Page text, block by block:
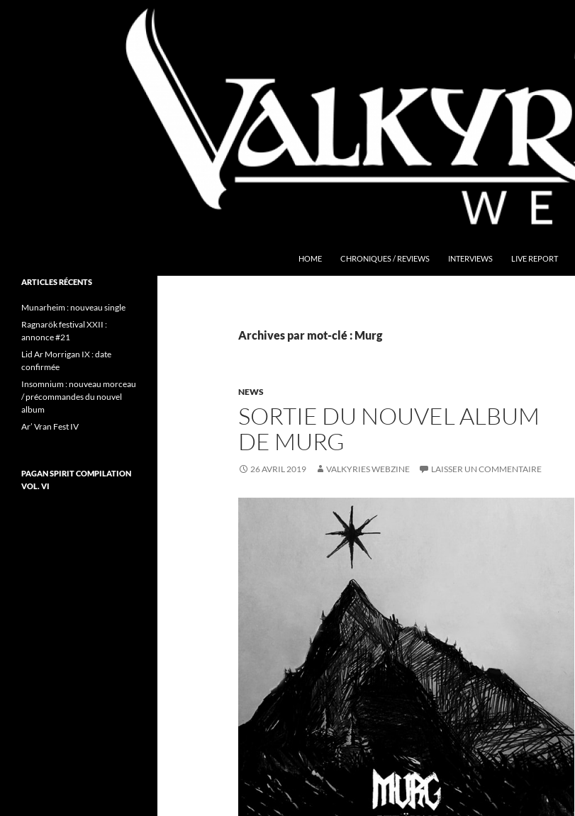
HOME CHRONIQUES / REVIEWS INTERVIEWS LIVE REPORT
Archives par mot-clé : Murg
NEWS
SORTIE DU NOUVEL ALBUM
DE MURG
26 AVRIL 2019 VALKYRIES WEBZINE LAISSER UN COMMENTAIRE
Folk Pagan Webzine
ARTICLES RÉCENTS
Munarheim : nouveau single
Ragnarök festival XXII :
annonce #21
Lid Ar Morrigan IX : date
confirmée
Insomnium : nouveau morceau
/ précommandes du nouvel
album
Ar’ Vran Fest IV
PAGAN SPIRIT COMPILATION
VOL. VI